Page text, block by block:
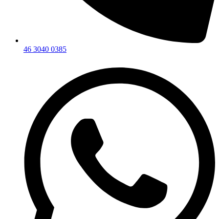
46 3040 0385